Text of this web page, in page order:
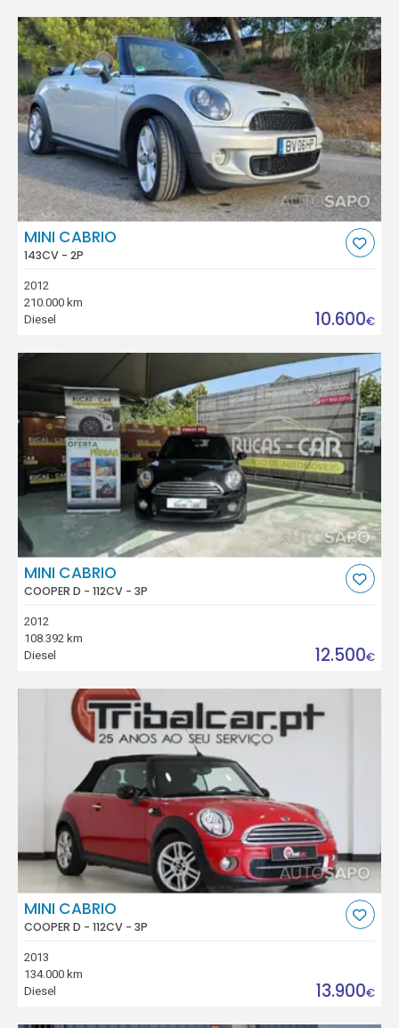
MINI CABRIO
143CV - 2P
2012
210.000 km
Diesel
10.600€
MINI CABRIO
COOPER D - 112CV - 3P
2012
108.392 km
Diesel
12.500€
MINI CABRIO
COOPER D - 112CV - 3P
2013
134.000 km
Diesel
13.900€